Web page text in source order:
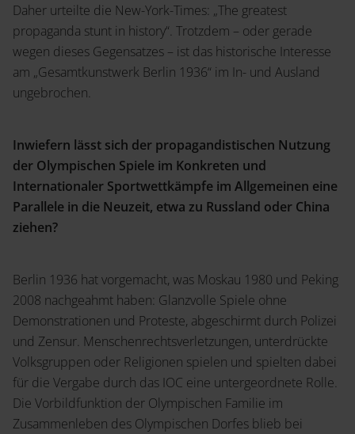
Daher urteilte die New-York-Times: „The greatest
propaganda stunt in history“. Trotzdem – oder gerade
wegen dieses Gegensatzes – ist das historische Interesse
am „Gesamtkunstwerk Berlin 1936“ im In- und Ausland
ungebrochen.
Inwiefern lässt sich der propagandistischen Nutzung
der Olympischen Spiele im Konkreten und
Internationaler Sportwettkämpfe im Allgemeinen eine
Parallele in die Neuzeit, etwa zu Russland oder China
ziehen?
Berlin 1936 hat vorgemacht, was Moskau 1980 und Peking
2008 nachgeahmt haben: Glanzvolle Spiele ohne
Demonstrationen und Proteste, abgeschirmt durch Polizei
und Zensur. Menschenrechtsverletzungen, unterdrückte
Volksgruppen oder Religionen spielen und spielten dabei
für die Vergabe durch das IOC eine untergeordnete Rolle.
Die Vorbildfunktion der Olympischen Familie im
Zusammenleben des Olympischen Dorfes blieb bei